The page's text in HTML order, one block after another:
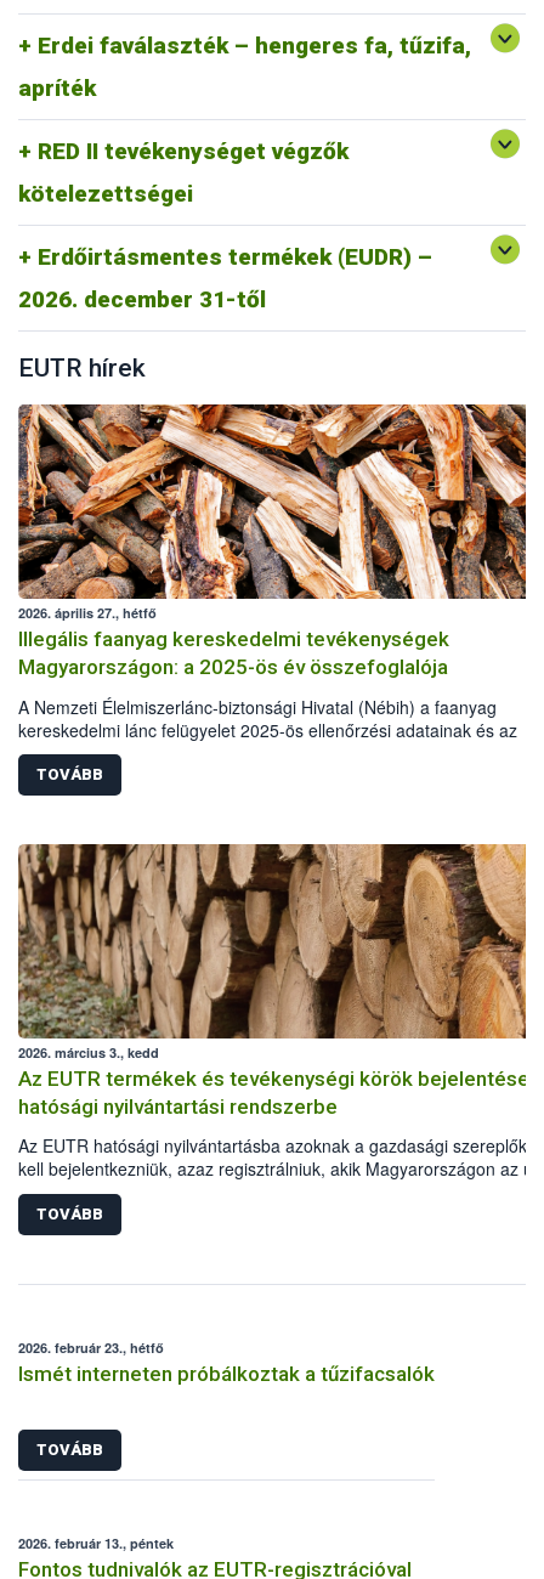
Erdei faválaszték – hengeres fa, tűzifa,
apríték
RED II tevékenységet végzők
kötelezettségei
Erdőirtásmentes termékek (EUDR) –
2026. december 31-től
https://portal.nebih.gov.hu/eudr
EUTR hírek
2026. április 27., hétfő
Illegális faanyag kereskedelmi tevékenységek
Magyarországon: a 2025-ös év összefoglalója
A Nemzeti Élelmiszerlánc-biztonsági Hivatal (Nébih) a faanyag
kereskedelmi lánc felügyelet 2025-ös ellenőrzési adatainak és az
illegális fakitermelés esetében más hatóságok, szervek statisztikai
alapján elkészítette a hazai illegális fakitermelés és kereskedelem
helyzetéről szóló összefoglalóját. A 2025-ös elemzés már kilenc év
fakitermelés és kereskedelem miatt több mint 62 millió forint
szabott ki bírságot a hatóság. Emellett 110 köbméter elkobzott
ingyenes átadására került sor, elsősorban a pályázó
részére.
TOVÁBB
2026. március 3., kedd
Az EUTR termékek és tevékenységi körök bejelentése a
hatósági nyilvántartási rendszerbe
Az EUTR hatósági nyilvántartásba azoknak a gazdasági
kell bejelentkezniük, azaz regisztrálniuk, akik Magyarországon az
jogszabályban meghatározott fát vagy faterméket elsőként
forgalomba, vagy azzal kereskednek. A vonatkozó uniós
995/2010/EU Parlamenti és Tanácsi Rendelet mellékletében vannak
fatermékek. Fontos ugyanakkor az is, hogy a regisztráció során
TOVÁBB
2026. február 23., hétfő
Ismét interneten próbálkoztak a tűzifacsalók
TOVÁBB
2026. február 13., péntek
Fontos tudnivalók az EUTR-regisztrációval